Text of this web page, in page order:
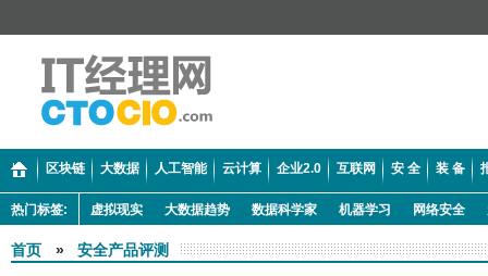
区块链 大数据 人工智能 云计算 企业2.0 互联网 安 全 装 备
热门标签: 虚拟现实 大数据趋势 数据科学家 机器学习 网络安全
首页 » 安全产品评测